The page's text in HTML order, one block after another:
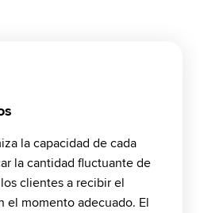
la capacidad de cada
la cantidad fluctuante de
clientes a recibir el
el momento adecuado. El